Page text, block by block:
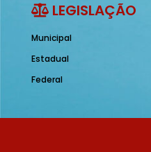
LEGISLAÇÃO
Municipal
Estadual
Federal